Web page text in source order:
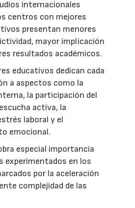
internacionales
centros con mejores
presentan menores
mayor implicación
resultados académicos.
educativos dedican cada
a aspectos como la
la participación del
activa, la
laboral y el
emocional.
especial importancia
experimentados en los
por la aceleración
complejidad de las